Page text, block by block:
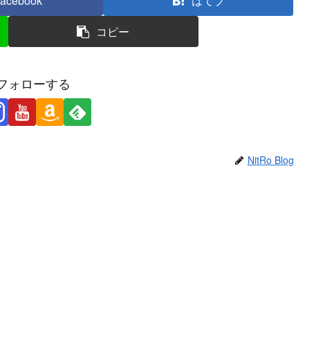
コピー
ォローする
NitRo Blog